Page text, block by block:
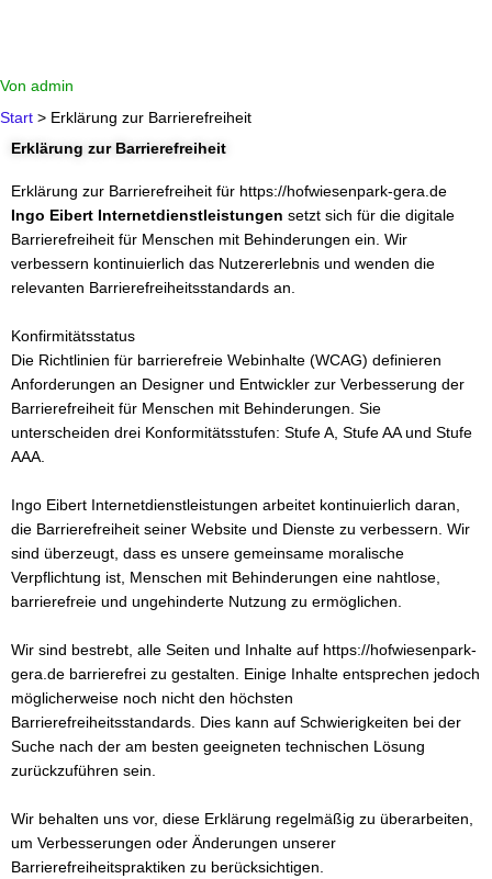
Von admin
Start
Erklärung zur Barrierefreiheit
Erklärung zur Barrierefreiheit
Erklärung zur Barrierefreiheit für https://hofwiesenpark-gera.de
Ingo Eibert Internetdienstleistungen setzt sich für die digitale
Barrierefreiheit für Menschen mit Behinderungen ein. Wir
verbessern kontinuierlich das Nutzererlebnis und wenden die
relevanten Barrierefreiheitsstandards an.
Konfirmitätsstatus
Die Richtlinien für barrierefreie Webinhalte (WCAG) definieren
Anforderungen an Designer und Entwickler zur Verbesserung der
Barrierefreiheit für Menschen mit Behinderungen. Sie
unterscheiden drei Konformitätsstufen: Stufe A, Stufe AA und Stufe
AAA.
Ingo Eibert Internetdienstleistungen arbeitet kontinuierlich daran,
die Barrierefreiheit seiner Website und Dienste zu verbessern. Wir
sind überzeugt, dass es unsere gemeinsame moralische
Verpflichtung ist, Menschen mit Behinderungen eine nahtlose,
barrierefreie und ungehinderte Nutzung zu ermöglichen.
Wir sind bestrebt, alle Seiten und Inhalte auf https://hofwiesenpark-
gera.de barrierefrei zu gestalten. Einige Inhalte entsprechen jedoch
möglicherweise noch nicht den höchsten
Barrierefreiheitsstandards. Dies kann auf Schwierigkeiten bei der
Suche nach der am besten geeigneten technischen Lösung
zurückzuführen sein.
Wir behalten uns vor, diese Erklärung regelmäßig zu überarbeiten,
um Verbesserungen oder Änderungen unserer
Barrierefreiheitspraktiken zu berücksichtigen.